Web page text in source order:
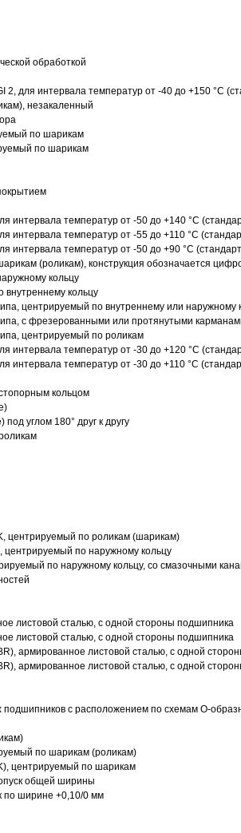
обработкой
для интервала температур от -40 до +150 °C
незакаленный
по шарикам
по шарикам
интервала температур от -50 до +140 °C
интервала температур от -55 до +110 °C
интервала температур от -50 до +90 °C
(роликам), конструкция обозначается
кольцу
кольцу
центрируемый по внутреннему или наружному
с фрезерованными или протянутыми
центрируемый по роликам
интервала температур от -30 до +120 °C
интервала температур от -30 до +110 °C
кольцом
углом 180° друг к другу
центрируемый по роликам (шарикам)
центрируемый по наружному кольцу
по наружному кольцу, со смазочными
листовой сталью, с одной стороны подшипника
листовой сталью, с одной стороны подшипника
армированное листовой сталью, с одной
армированное листовой сталью, с одной
с расположением по схемам О-
по шарикам (роликам)
центрируемый по шарикам
общей ширины
по ширине +0,10/0 мм